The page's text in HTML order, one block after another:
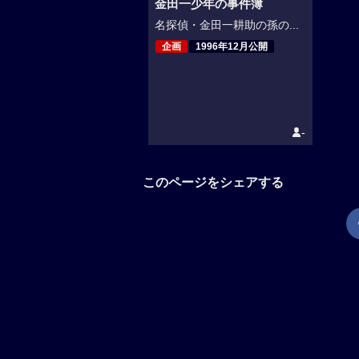
金田一少年の事件簿
名探偵・金田一耕助の孫の...
企画 1996年12月公開
-
このページをシェアする